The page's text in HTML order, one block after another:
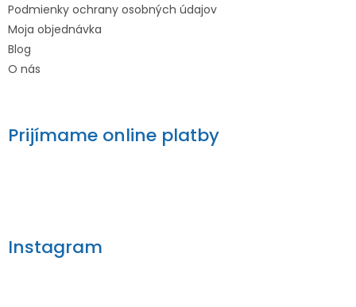
Podmienky ochrany osobných údajov
Moja objednávka
Blog
O nás
Prijímame online platby
Instagram